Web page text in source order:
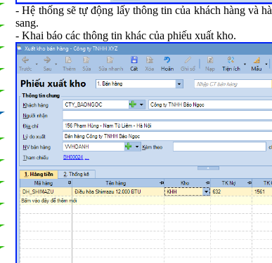
- Hệ thống sẽ tự động lấy thông tin của khách hàng và
sang.
- Khai báo các thông tin khác của phiếu xuất kho.
Họ và tên*
Nội dung bình luận*
Mã capcha *